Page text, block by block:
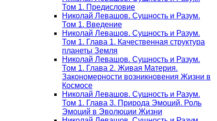
Том 1. Предисловие
Николай Левашов. Сущность и Разум.
Том 1. Введение
Николай Левашов. Сущность и Разум.
Том 1. Глава 1. Качественная структура
планеты Земля
Николай Левашов. Сущность и Разум.
Том 1. Глава 2. Живая Материя.
Закономерности возникновения Жизни в
Космосе
Николай Левашов. Сущность и Разум.
Том 1. Глава 3. Природа Эмоций. Роль
Эмоций в Эволюции Жизни